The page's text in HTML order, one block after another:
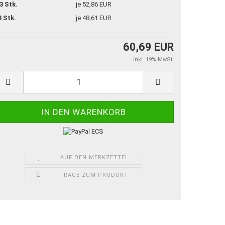
Stk.
je 52,86 EUR
Stk.
je 48,61 EUR
60,69 EUR
inkl. 19% MwSt.
AUF DEN MERKZETTEL
FRAGE ZUM PRODUKT